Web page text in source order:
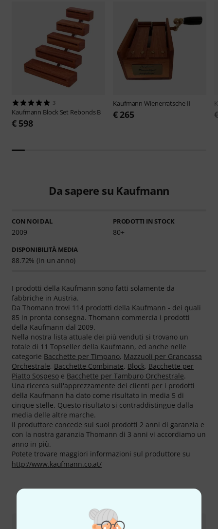
3
Kaufmann Block Set Rebonds B
€ 598
KaufmannWienerratsche II
€ 265
Da sapere su Kaufmann
CON NOI DAL
2009
PRODOTTI IN STOCK
80+
DISPONIBILITÀ MEDIA
88.72% (in un anno)
I prodotti della Kaufmann sono fatti solamente da
fabbriche in Austria.
Da Thomann trovi 114 prodotti della Kaufmann - dei quali
85 in pronta consegna. Thomann commercia i prodotti
della Kaufmann dal 2009.
Nella nostra lista attuale dei più venduti si trovano un
totale di 11 Topseller della Kaufmann, ed anche nelle
categorie Bacchette per Timpano, Mazzuoli per Grancassa
Orchestrale, Bacchette Combinate, Block, Bacchette per
Piatto Sospeso e Bacchette per Tamburo Orchestrale.
Una ricerca sull'apprezzamente dei clienti per i prodotti
della Kaufmann ha dato come risultato in media 5 di
cinque stelle. Questo risultato si contraddistingue dalla
media delle altre marche.
Il produttore concede sui suoi prodotti 2 anni di garanzia e
con la nostra garanzia Thomann di 3 anni vi accordiamo un
anno in più.
Potete trovare maggiori informazioni sul produttore su
http://www.kaufmann.co.at/